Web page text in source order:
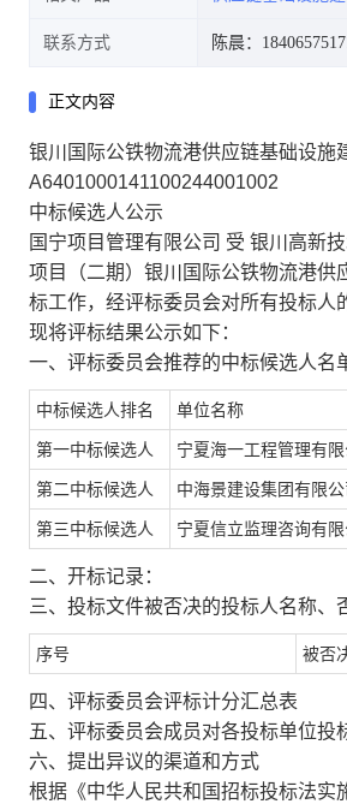
联系方式 陈晨：
正文内容
银川国际公铁物流港供应链基础设施
A6401000141100244001002
中标候选人公示
国宁项目管理有限公司 受 银川高新
项目（二期）银川国际公铁物流港供
标工作，经评标委员会对所有投标人
现将评标结果公示如下：
一、评标委员会推荐的中标候选人名
中标候选人排名 单位名称
第一中标候选人 宁夏海一工程管理有限
第二中标候选人 中海景建设集团有限公
第三中标候选人 宁夏信立监理咨询有限
二、开标记录：
三、投标文件被否决的投标人名称、
序号 被否
四、评标委员会评标计分汇总表
五、评标委员会成员对各投标单位
六、提出异议的渠道和方式
根据《中华人民共和国招标投标法实